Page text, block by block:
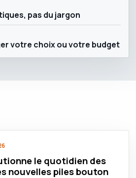
pas du jargon
votre choix ou votre budget
le quotidien des
nouvelles piles bouton